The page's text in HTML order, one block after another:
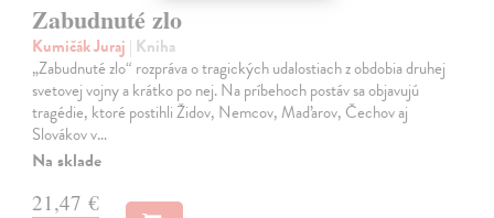
Zabudnuté zlo
Kumičák Juraj | Kniha
„Zabudnuté zlo“ rozpráva o tragických udalostiach z obdobia druhej
svetovej vojny a krátko po nej. Na príbehoch postáv sa objavujú
tragédie, ktoré postihli Židov, Nemcov, Maďarov, Čechov aj
Slovákov v…
Na sklade
21,47 €